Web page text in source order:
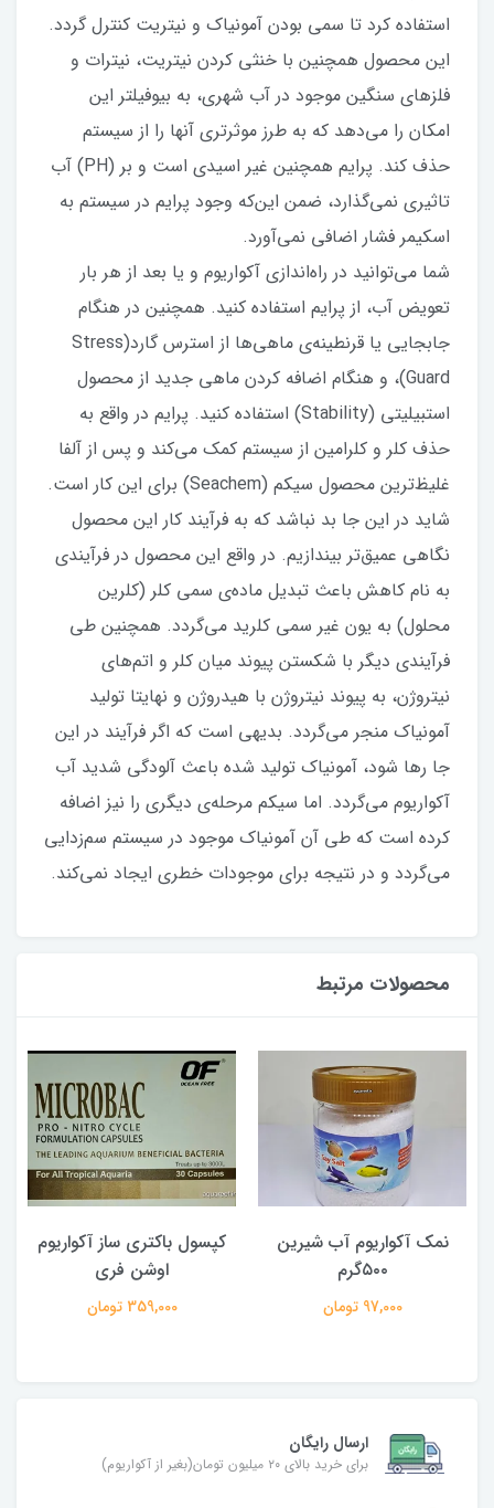
استفاده کرد تا سمی بودن آمونیاک و نیتریت کنترل گردد.
این محصول همچنین با خنثی کردن نیتریت، نیترات و
فلزهای سنگین موجود در آب شهری، به بیوفیلتر این
امکان را می‌دهد که به طرز موثرتری آنها را از سیستم
حذف کند. پرایم همچنین غیر اسیدی است و بر (PH) آب
تاثیری نمی‌گذارد، ضمن این‌که وجود پرایم در سیستم به
اسکیمر فشار اضافی نمی‌آورد.
شما می‌توانید در راه‌اندازی آکواریوم و یا بعد از هر بار
تعویض آب، از پرایم استفاده کنید. همچنین در هنگام
جابجایی یا قرنطینه‌ی ماهی‌ها از استرس گارد(Stress
Guard)، و هنگام اضافه کردن ماهی جدید از محصول
استبیلیتی (Stability) استفاده کنید. پرایم در واقع به
حذف کلر و کلرامین از سیستم کمک می‌کند و پس از آلفا
غلیظ‌ترین محصول سیکم (Seachem) برای این کار است.
شاید در این جا بد نباشد که به فرآیند کار این محصول
نگاهی عمیق‌تر بیندازیم. در واقع این محصول در فرآیندی
به نام کاهش باعث تبدیل ماده‌ی سمی کلر (کلرین
محلول) به یون غیر سمی کلرید می‌گردد. همچنین طی
فرآیندی دیگر با شکستن پیوند میان کلر و اتم‌های
نیتروژن، به پیوند نیتروژن با هیدروژن و نهایتا تولید
آمونیاک منجر می‌گردد. بدیهی است که اگر فرآیند در این
جا رها شود، آمونیاک تولید شده باعث آلودگی شدید آب
آکواریوم می‌گردد. اما سیکم مرحله‌ی دیگری را نیز اضافه
کرده است که طی آن آمونیاک موجود در سیستم سم‌زدایی
می‌گردد و در نتیجه برای موجودات خطری ایجاد نمی‌کند.
محصولات مرتبط
نمک آکواریوم آب شیرین
۵۰۰گرم
97,000 تومان
کپسول باکتری ساز آکواریوم
اوشن فری
359,000 تومان
ارسال رایگان
برای خرید بالای ۲۰ میلیون تومان(بغیر از آکواریوم)